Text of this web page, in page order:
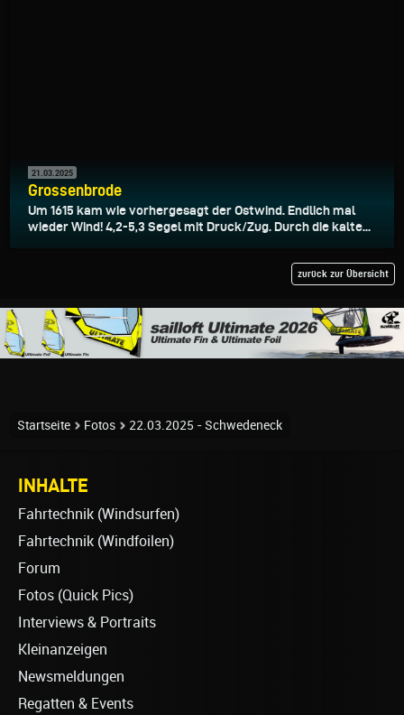
21.03.2025
Grossenbrode
Um 1615 kam wie vorhergesagt der Ostwind. Endlich mal
wieder Wind! 4,2-5,3 Segel mit Druck/Zug. Durch die kalte...
zurück zur Übersicht
Startseite Fotos 22.03.2025 - Schwedeneck
INHALTE
Fahrtechnik (Windsurfen)
Fahrtechnik (Windfoilen)
Forum
Fotos (Quick Pics)
Interviews & Portraits
Kleinanzeigen
Newsmeldungen
Regatten & Events